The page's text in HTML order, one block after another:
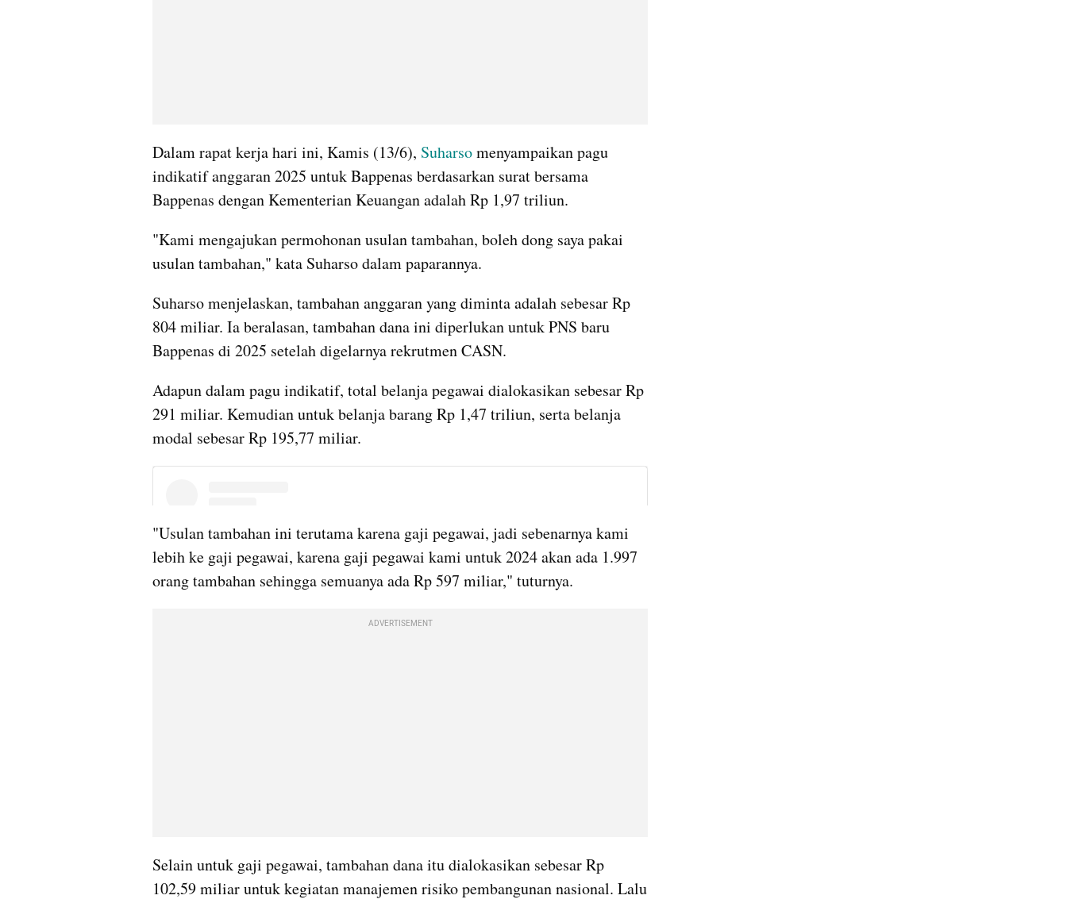
Dalam rapat kerja hari ini, Kamis (13/6), Suharso menyampaikan pagu
indikatif anggaran 2025 untuk Bappenas berdasarkan surat bersama
Bappenas dengan Kementerian Keuangan adalah Rp 1,97 triliun.
"Kami mengajukan permohonan usulan tambahan, boleh dong saya pakai
usulan tambahan," kata Suharso dalam paparannya.
Suharso menjelaskan, tambahan anggaran yang diminta adalah sebesar Rp
804 miliar. Ia beralasan, tambahan dana ini diperlukan untuk PNS baru
Bappenas di 2025 setelah digelarnya rekrutmen CASN.
Adapun dalam pagu indikatif, total belanja pegawai dialokasikan sebesar Rp
291 miliar. Kemudian untuk belanja barang Rp 1,47 triliun, serta belanja
modal sebesar Rp 195,77 miliar.
"Usulan tambahan ini terutama karena gaji pegawai, jadi sebenarnya kami
lebih ke gaji pegawai, karena gaji pegawai kami untuk 2024 akan ada 1.997
orang tambahan sehingga semuanya ada Rp 597 miliar," tuturnya.
ADVERTISEMENT
Selain untuk gaji pegawai, tambahan dana itu dialokasikan sebesar Rp
102,59 miliar untuk kegiatan manajemen risiko pembangunan nasional. Lalu